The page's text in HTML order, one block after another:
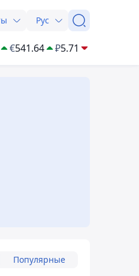
Рус
€541.64 ₽5.71
Популярные